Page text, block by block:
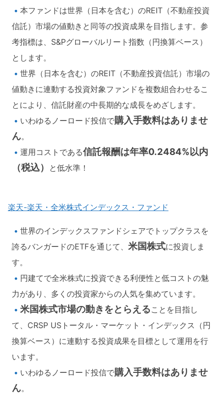
本ファンドは世界（日本を含む）のREIT（不動産投資
信託）市場の値動きと同等の投資成果を目指します。参
考指標は、S&Pグローバルリート指数（円換算ベース）
とします。
世界（日本を含む）のREIT（不動産投資信託）市場の
値動きに連動する投資対象ファンドを複数組合わせるこ
とにより、信託財産の中長期的な成長をめざします。
いわゆるノーロード投信で購入手数料はありませ
ん。
運用コストである信託報酬は年率0.2484%以内
（税込）
と低水準！
楽天-楽天・全米株式インデックス・ファンド
世界のインデックスファンドシェアでトップクラスを
誇るバンガードのETFを通じて、 米国株式に投資しま
す。
円建てで全米株式に投資できる利便性と低コストの魅
力があり、多くの投資家からの人気を集めています。
米国株式市場の動きをとらえることを目指し
て、CRSP USトータル・マーケット・インデックス（円
換算ベース）に連動する投資成果を目標として運用を行
います。
いわゆるノーロード投信で購入手数料はありませ
ん。